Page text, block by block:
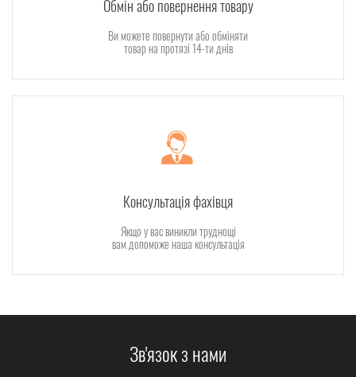
Обмін або повернення товару
Ви можете повернути або обміняти
товар на протязі 14-ти днів
Консультація фахівця
Якщо у вас виникли труднощі
вам допоможе наша консультація
Зв'язок з нами